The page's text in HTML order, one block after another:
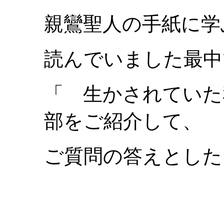
親鸞聖人の手紙に
読んでいました最
「 生かされてい
部をご紹介して、
ご質問の答えとし